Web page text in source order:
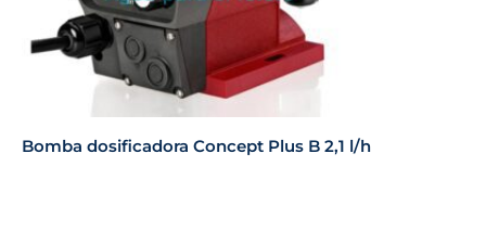
Bomba dosificadora Concept Plus B 2,1 l/h